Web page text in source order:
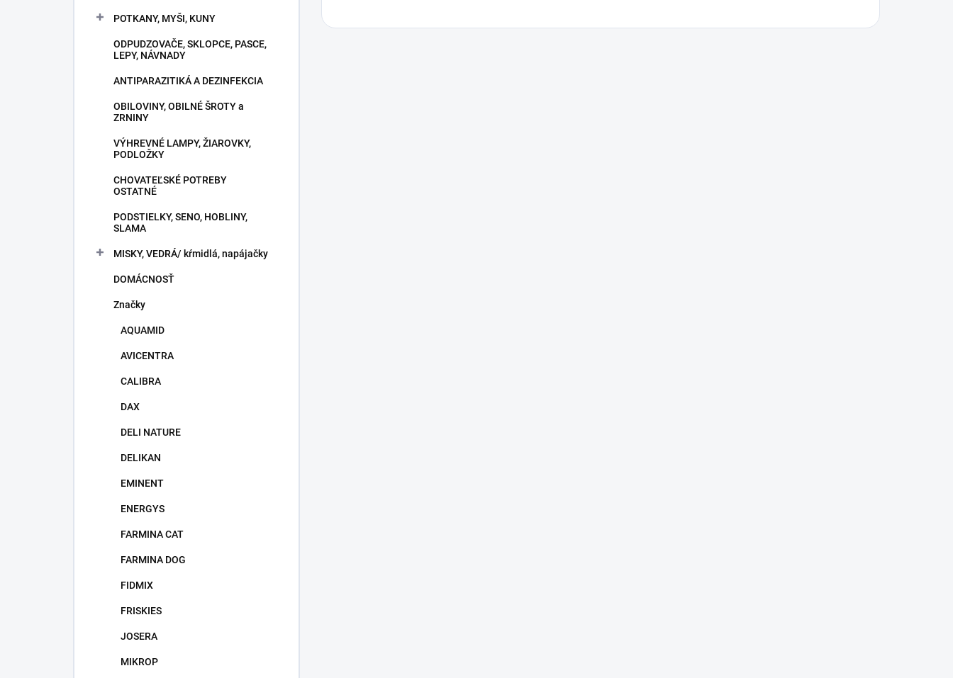
POTKANY, MYŠI, KUNY
ODPUDZOVAČE, SKLOPCE, PASCE,
LEPY, NÁVNADY
ANTIPARAZITIKÁ A DEZINFEKCIA
OBILOVINY, OBILNÉ ŠROTY a
ZRNINY
VÝHREVNÉ LAMPY, ŽIAROVKY,
PODLOŽKY
CHOVATEĽSKÉ POTREBY
OSTATNÉ
PODSTIELKY, SENO, HOBLINY,
SLAMA
MISKY, VEDRÁ/ kŕmidlá, napájačky
DOMÁCNOSŤ
Značky
AQUAMID
AVICENTRA
CALIBRA
DAX
DELI NATURE
DELIKAN
EMINENT
ENERGYS
FARMINA CAT
FARMINA DOG
FIDMIX
FRISKIES
JOSERA
MIKROP